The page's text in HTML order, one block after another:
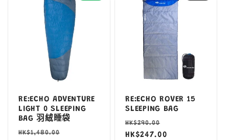
RE:ECHO ADVENTURE
LIGHT 0 SLEEPING
BAG 羽絨睡袋
定
HK$1,480.00
RE:ECHO ROVER 15
SLEEPING BAG
定
價
HK$290.00
價
HK$247.00